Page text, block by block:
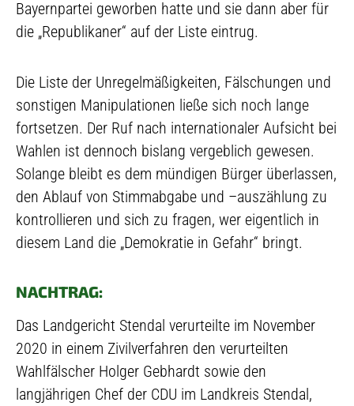
Bayernpartei geworben hatte und sie dann aber für
die „Republikaner“ auf der Liste eintrug.
Die Liste der Unregelmäßigkeiten, Fälschungen und
sonstigen Manipulationen ließe sich noch lange
fortsetzen. Der Ruf nach internationaler Aufsicht bei
Wahlen ist dennoch bislang vergeblich gewesen.
Solange bleibt es dem mündigen Bürger überlassen,
den Ablauf von Stimmabgabe und –auszählung zu
kontrollieren und sich zu fragen, wer eigentlich in
diesem Land die „Demokratie in Gefahr“ bringt.
NACHTRAG:
Das Landgericht Stendal verurteilte im November
2020 in einem Zivilverfahren den verurteilten
Wahlfälscher Holger Gebhardt sowie den
langjährigen Chef der CDU im Landkreis Stendal,